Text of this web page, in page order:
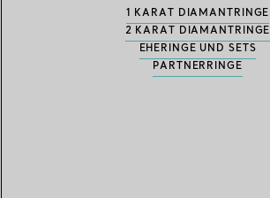
1 KARAT DIAMANTRINGE
2 KARAT DIAMANTRINGE
EHERINGE UND SETS
PARTNERRINGE